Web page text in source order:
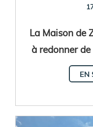
La Maison de
à redonner
EN